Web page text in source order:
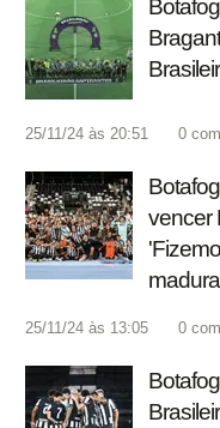
25/11/24 às 20:51 0
vencer
25/11/24 às 13:05 0